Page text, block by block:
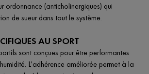
ordonnance (anticholinergiques) qui
de sueur dans tout le système.
AU SPORT
sont conçues pour être performantes
L'adhérence améliorée permet à la